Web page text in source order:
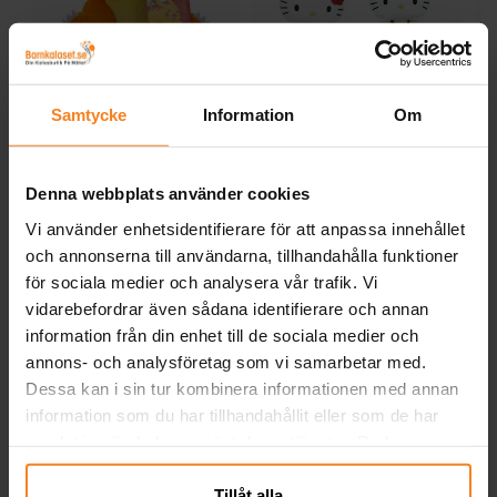
Samtycke Information Om
Denna webbplats använder cookies
Vi använder enhetsidentifierare för att anpassa innehållet
och annonserna till användarna, tillhandahålla funktioner
för sociala medier och analysera vår trafik. Vi
vidarebefordrar även sådana identifierare och annan
information från din enhet till de sociala medier och
annons- och analysföretag som vi samarbetar med.
Dessa kan i sin tur kombinera informationen med annan
information som du har tillhandahållit eller som de har
närsomhelst ändra ditt samtycke.
Pokémon Gosedjur
Charmander 20 cm
Pris:299,00 kr
299,00 kr
KÖP
Hello Kitty Gosedjur 17
Pris:199,00 kr
199,00 kr
Andra köpte även